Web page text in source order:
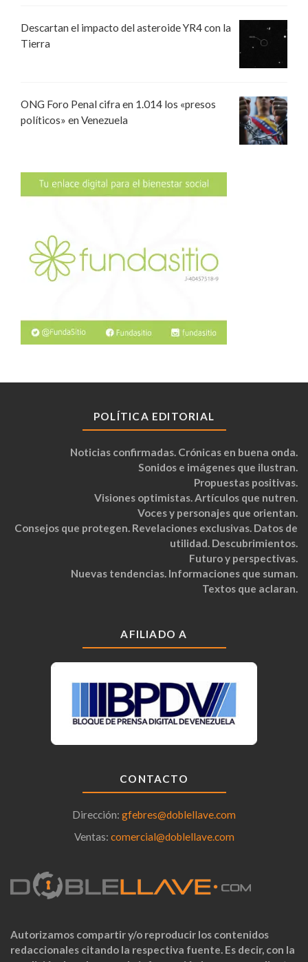
Descartan el impacto del asteroide YR4 con la
Tierra
ONG Foro Penal cifra en 1.014 los «presos
políticos» en Venezuela
POLÍTICA EDITORIAL
Noticias confirmadas. Crónicas en buena onda.
Sonidos e imágenes que ilustran.
Propuestas positivas.
Visiones optimistas. Artículos que nutren.
Voces y personajes que orientan.
Consejos que protegen. Revelaciones exclusivas. Datos de
utilidad. Descubrimientos.
Futuro y perspectivas.
Nuevas tendencias. Informaciones que suman.
Textos que aclaran.
AFILIADO A
CONTACTO
Dirección: gfebres@doblellave.com
Ventas: comercial@doblellave.com
Autorizamos compartir y/o reproducir los contenidos
redaccionales citando la respectiva fuente. Es decir, con la